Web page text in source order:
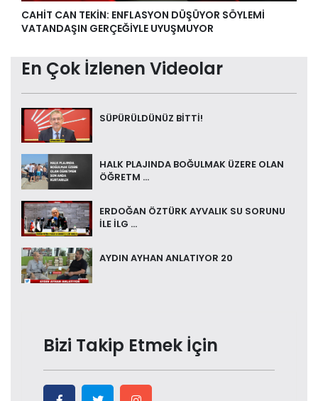
CAHİT CAN TEKİN: ENFLASYON DÜŞÜYOR SÖYLEMİ
VATANDAŞIN GERÇEĞİYLE UYUŞMUYOR
En Çok İzlenen Videolar
SÜPÜRÜLDÜNÜZ BİTTİ!
HALK PLAJINDA BOĞULMAK ÜZERE OLAN
ÖĞRETM ...
ERDOĞAN ÖZTÜRK AYVALIK SU SORUNU
İLE İLG ...
AYDIN AYHAN ANLATIYOR 20
Bizi Takip Etmek İçin